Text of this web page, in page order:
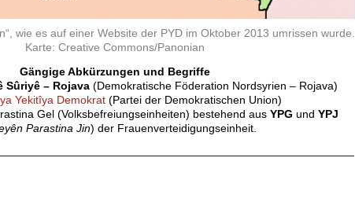
wie es auf einer Website der PYD im Oktober 2013 umrissen wurde.
Karte: Creative Commons/Panonian
Gängige Abkürzungen und Begriffe
Sûriyê – Rojava (Demokratische Föderation Nordsyrien – Rojava)
Yekitîya Demokrat (Partei der Demokratischen Union)
Gel (Volksbefreiungseinheiten) bestehend aus YPG und YPJ
Parastina Jin) der Frauenverteidigungseinheit.